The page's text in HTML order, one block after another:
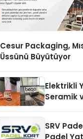
Cesur Packaging,
Üssünü Büyütüyor
Elektrikli
Seramik
SRV
Padel